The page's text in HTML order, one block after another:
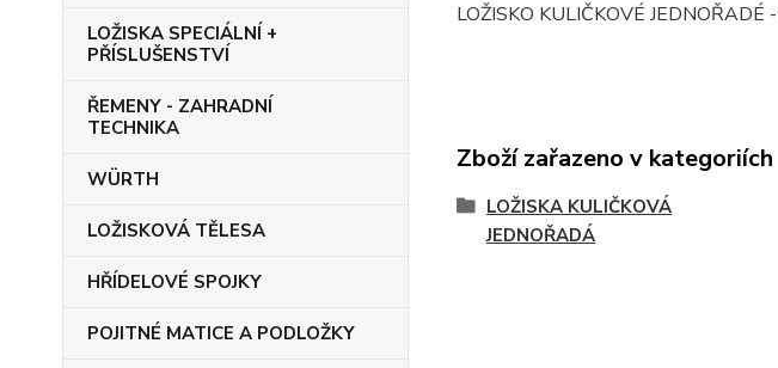
LOŽISKA SPECIÁLNÍ +
PŘÍSLUŠENSTVÍ
ŘEMENY - ZAHRADNÍ
TECHNIKA
WÜRTH
LOŽISKOVÁ TĚLESA
HŘÍDELOVÉ SPOJKY
POJITNÉ MATICE A PODLOŽKY
LOŽISKO KULIČKOVÉ JEDNOŘADÉ
Zboží zařazeno v kategoriích
LOŽISKA KULIČKOVÁ
JEDNOŘADÁ